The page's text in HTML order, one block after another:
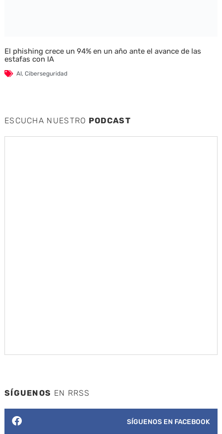
El phishing crece un 94% en un año ante el avance de las
estafas con IA
AI, Ciberseguridad
ESCUCHA NUESTRO PODCAST
SÍGUENOS EN RRSS
SÍGUENOS EN FACEBOOK